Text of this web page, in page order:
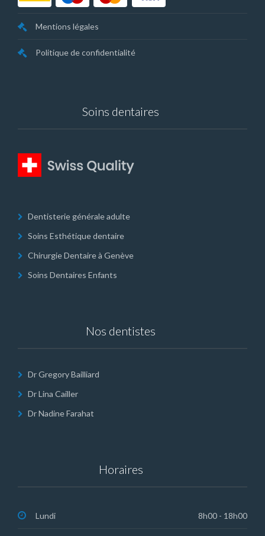
Mentions légales
Politique de confidentialité
Soins dentaires
Dentisterie générale adulte
Soins Esthétique dentaire
Chirurgie Dentaire à Genève
Soins Dentaires Enfants
Nos dentistes
Dr Gregory Bailliard
Dr Lina Cailler
Dr Nadine Farahat
Horaires
Lundi 8h00 - 18h00